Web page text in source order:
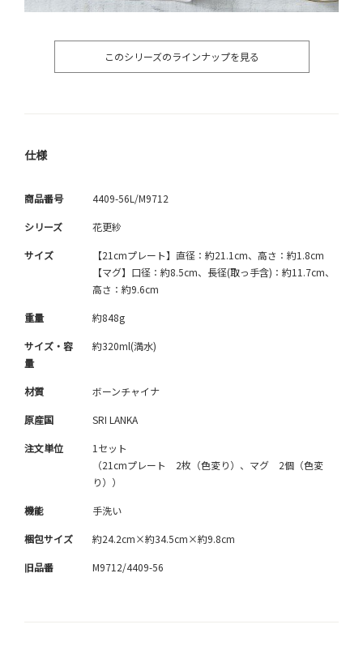
このシリーズのラインナップを見る
仕様
商品番号 4409-56L/M9712
シリーズ 花更紗
サイズ
【21cmプレート】直径：約21.1cm、高さ：約1.8cm
【マグ】口径：約8.5cm、長径(取っ手含)：約11.7cm、
高さ：約9.6cm
重量 約848g
サイズ・容
量
約320ml(満水)
材質 ボーンチャイナ
原産国 SRI LANKA
注文単位
1セット
（21cmプレート 2枚（色変り）、マグ 2個（色変
り））
機能 手洗い
梱包サイズ 約24.2cm×約34.5cm×約9.8cm
旧品番 M9712/4409-56